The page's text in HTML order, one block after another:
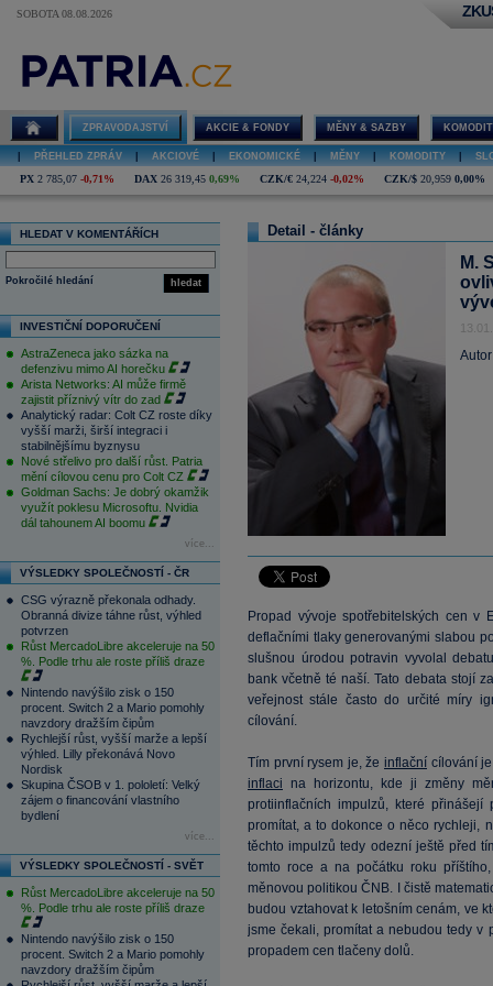
SOBOTA 08.08.2026
ZPRAVODAJSTVÍ AKCIE & FONDY MĚNY & SAZBY
PŘEHLED ZPRÁV AKCIOVÉ EKONOMICKÉ MĚNY KOMODITY
PX 2 785,07 -0,71% DAX 26 319,45 0,69% CZK/€ 24,224 -0,02% CZK/$ 20,959 0,00%
HLEDAT V KOMENTÁŘÍCH
hledat
Pokročilé hledání
INVESTIČNÍ DOPORUČENÍ
AstraZeneca jako sázka na
defenzivu mimo AI horečku
Arista Networks: AI může firmě
zajistit příznivý vítr do zad
Analytický radar: Colt CZ roste díky
vyšší marži, širší integraci i
stabilnějšímu byznysu
Nové střelivo pro další růst. Patria
mění cílovou cenu pro Colt CZ
Goldman Sachs: Je dobrý okamžik
využít poklesu Microsoftu. Nvidia
dál tahounem AI boomu
více...
VÝSLEDKY SPOLEČNOSTÍ - ČR
CSG výrazně překonala odhady.
Obranná divize táhne růst, výhled
potvrzen
Růst MercadoLibre akceleruje na 50
%. Podle trhu ale roste příliš draze
Nintendo navýšilo zisk o 150
procent. Switch 2 a Mario pomohly
navzdory dražším čipům
Rychlejší růst, vyšší marže a lepší
výhled. Lilly překonává Novo
Nordisk
Skupina ČSOB v 1. pololetí: Velký
zájem o financování vlastního
bydlení
více...
VÝSLEDKY SPOLEČNOSTÍ - SVĚT
Růst MercadoLibre akceleruje na 50
%. Podle trhu ale roste příliš draze
Nintendo navýšilo zisk o 150
procent. Switch 2 a Mario pomohly
navzdory dražším čipům
Detail - články
M.
Propad vývoje spotřebitelských cen v
deflačními tlaky generovanými slabou
slušnou úrodou potravin vyvolal
bank včetně té naší. Tato debata stojí
veřejnost stále často do určité míry
cílování.
Tím první rysem je, že inflační cílování
inflaci na horizontu, kde ji změny
protiinflačních impulzů, které
promítat, a to dokonce o něco rychleji,
těchto impulzů tedy odezní ještě před
tomto roce a na počátku roku
měnovou politikou ČNB. I čistě
budou vztahovat k letošním cenám, ve
jsme čekali, promítat a nebudou tedy v
propadem cen tlačeny dolů.